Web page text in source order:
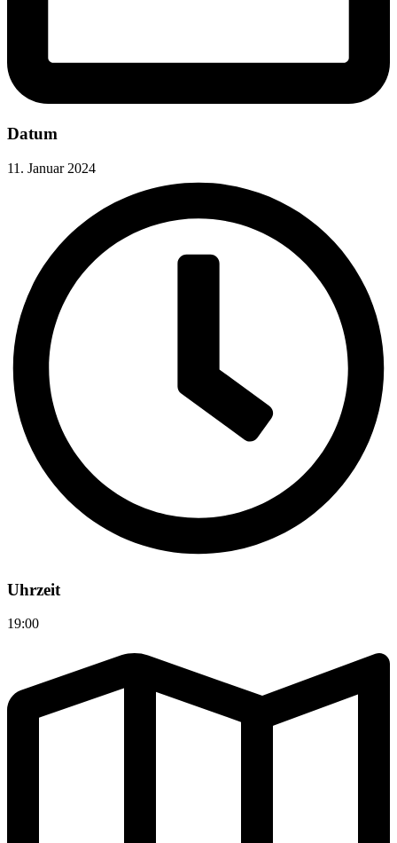
Datum
11. Januar 2024
Uhrzeit
19:00